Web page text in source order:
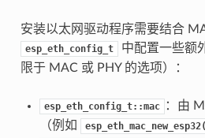
安装以太网驱动程序需要结合
esp_eth_config_t
中配置一些额
限于 MAC 或 PHY 的选项）：
esp_eth_config_t::mac
：由
（例如